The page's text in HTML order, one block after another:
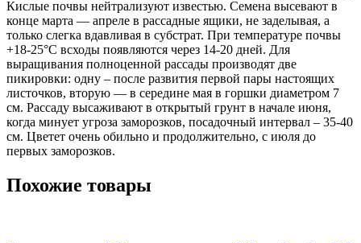
Кислые почвы нейтрализуют известью. Семена высевают в
конце марта — апреле в рассадные ящики, не заделывая, а
только слегка вдавливая в субстрат. При температуре почвы
+18-25°C всходы появляются через 14-20 дней. Для
выращивания полноценной рассады производят две
пикировки: одну – после развития первой пары настоящих
листочков, вторую — в середине мая в горшки диаметром 7
см. Рассаду высаживают в открытый грунт в начале июня,
когда минует угроза заморозков, посадочный интервал – 35-40
см. Цветет очень обильно и продолжительно, с июля до
первых заморозков.
Похожие товары